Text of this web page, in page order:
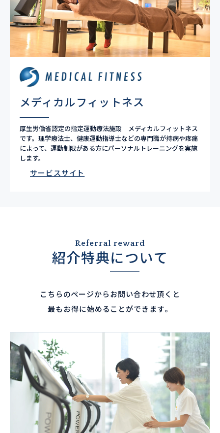
メディカルフィットネス
厚生労働省認定の指定運動療法施設 メディカルフィットネス
です。理学療法士、健康運動指導士などの専門職が持病や疼痛
によって、運動制限がある方にパーソナルトレーニングを実施
します。
サービスサイト
Referral reward
紹介特典について
こちらのページからお問い合わせ頂くと
最もお得に始めることができます。